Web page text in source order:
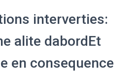
interverties:
alite dabordEt
en consequence